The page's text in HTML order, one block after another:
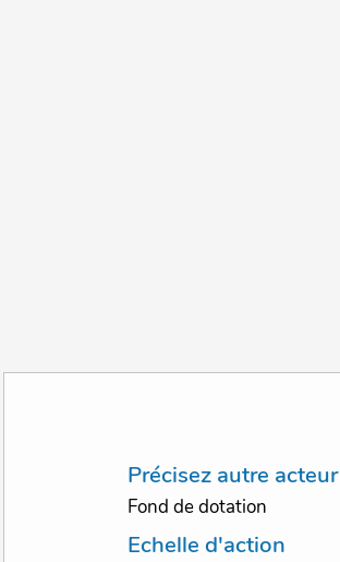
Précisez autre acteur
Fond de dotation
Echelle d'action